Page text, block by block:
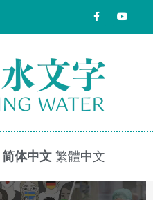
F
a
o
o
k
f
Y
o
简体中文 繁體中文